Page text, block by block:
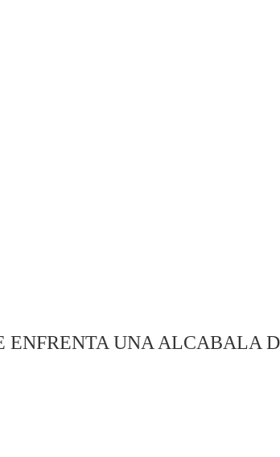
ENFRENTA UNA ALCABALA